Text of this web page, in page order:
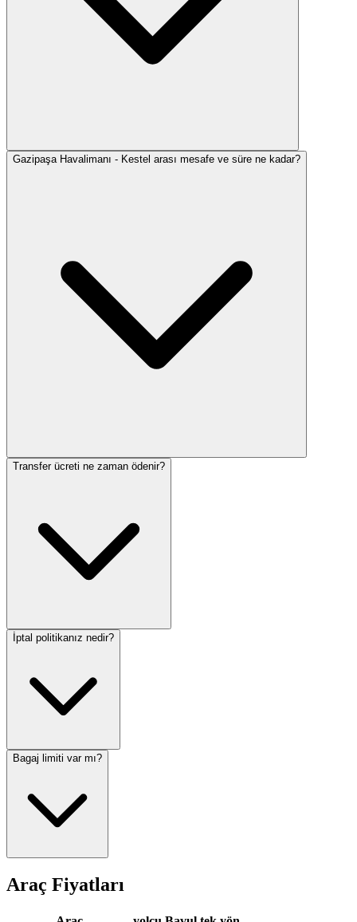
Gazipaşa Havalimanı - Kestel arası mesafe ve süre ne kadar?
Transfer ücreti ne zaman ödenir?
İptal politikanız nedir?
Bagaj limiti var mı?
Araç Fiyatları